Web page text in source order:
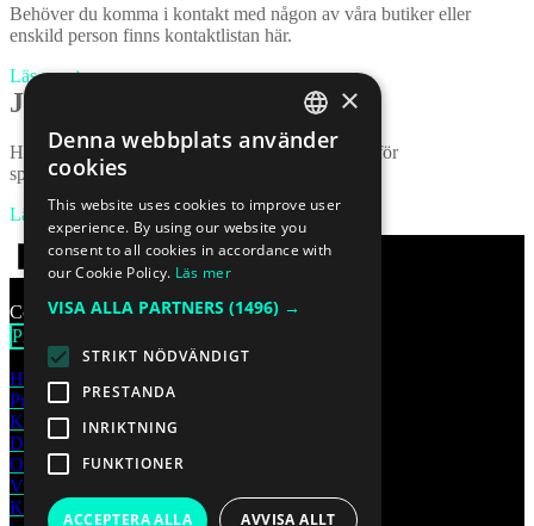
Behöver du komma i kontakt med någon av våra butiker eller
enskild person finns kontaktlistan här.
Läs mer
Jobba hos oss
Här listar vi lediga tjänster och även möjligheten för
spontanansökan.
Läs mer
Copyright © 2026 Huzells Tunga Delar AB
Prenumerera på nyhetsbrevet
Hem
Produkter
Kataloger & Dokument
Diagnostik
Om oss
Våra butiker
Kontakta oss
SWEDISH
×
Denna webbplats använder
cookies
This website uses cookies to improve user
experience. By using our website you
consent to all cookies in accordance with
our Cookie Policy. Läs mer
VISA ALLA PARTNERS (1496) →
STRIKT NÖDVÄNDIGT
PRESTANDA
INRIKTNING
FUNKTIONER
ACCEPTERA ALLA AVVISA ALLT